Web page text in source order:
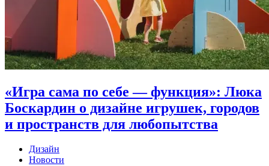
«Игра сама по себе — функция»: Люка
Боскардин о дизайне игрушек, городов
и пространств для любопытства
Дизайн
Новости